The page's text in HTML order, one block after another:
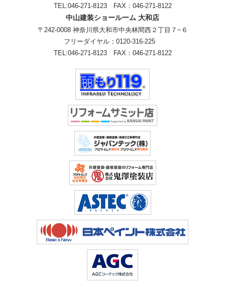
TEL:046-271-8123 FAX：046-271-8122
中山建装ショールーム 大和店
〒242-0008 神奈川県大和市中央林間西２丁目７−６
フリーダイヤル： 0120-316-225
TEL:046-271-8123 FAX：046-271-8122